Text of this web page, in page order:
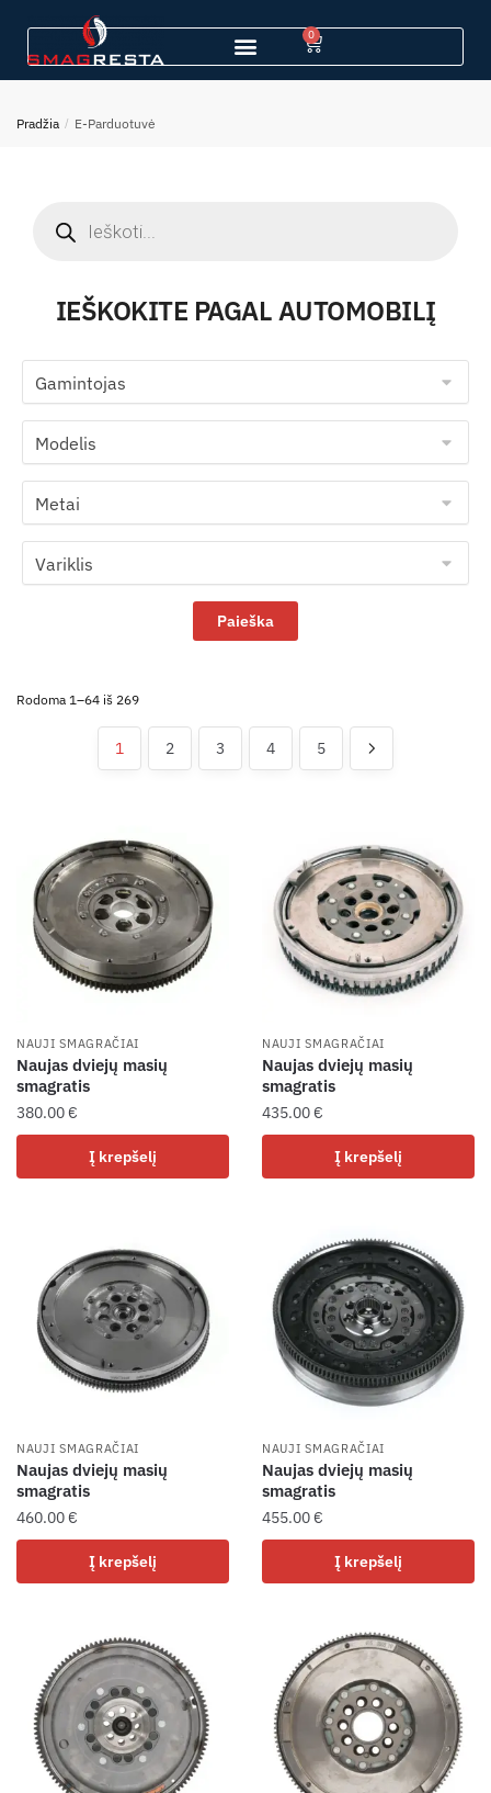
0
Pradžia / E-Parduotuvė
IEŠKOKITE PAGAL AUTOMOBILĮ
Rodoma 1–64 iš 269
1 2 3 4 5
NAUJI SMAGRAČIAI
Naujas dviejų masių
smagratis
380.00€
Į krepšelį
NAUJI SMAGRAČIAI
Naujas dviejų masių
smagratis
435.00€
Į krepšelį
NAUJI SMAGRAČIAI
Naujas dviejų masių
smagratis
460.00€
Į krepšelį
NAUJI SMAGRAČIAI
Naujas dviejų masių
smagratis
455.00€
Į krepšelį